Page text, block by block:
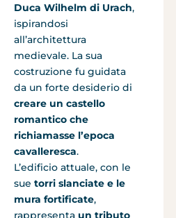
Duca Wilhelm di Urach,
ispirandosi
all’architettura
medievale. La sua
costruzione fu guidata
da un forte desiderio di
creare un castello
romantico che
richiamasse l’epoca
cavalleresca.
L’edificio attuale, con le
sue torri slanciate e le
mura fortificate,
rappresenta un tributo